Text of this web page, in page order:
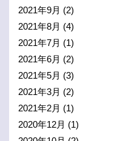
2021年9月 (2)
2021年8月 (4)
2021年7月 (1)
2021年6月 (2)
2021年5月 (3)
2021年3月 (2)
2021年2月 (1)
2020年12月 (1)